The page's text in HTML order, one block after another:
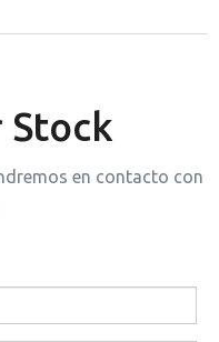
Stock
en contacto con